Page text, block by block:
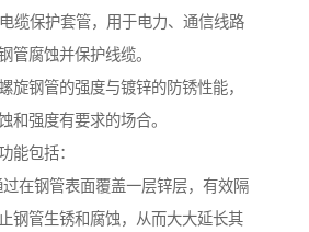
缆保护套管，用于电力、通信线路
管腐蚀并保护线缆。
旋钢管的强度与镀锌的防锈性能，
和强度有要求的场合。
能包括：
在钢管表面覆盖一层锌层，有效隔
钢管生锈和腐蚀，从而大大延长其